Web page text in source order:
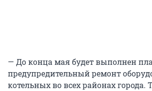
— До конца мая будет выполнен
предупредительный ремонт
котельных во всех районах города.